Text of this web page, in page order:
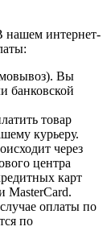
нашем интернет-
Вы
банковской
товар
курьеру.
через
центра
карт
MasterCard.
оплаты по
по